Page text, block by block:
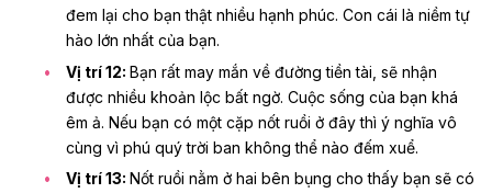
đem lại cho bạn thật nhiều hạnh phúc. Con cái là niềm tự
hào lớn nhất của bạn.
Vị trí 12: Bạn rất may mắn về đường tiền tài, sẽ nhận
được nhiều khoản lộc bất ngờ. Cuộc sống của bạn khá
êm ả. Nếu bạn có một cặp nốt ruồi ở đây thì ý nghĩa vô
cùng vì phú quý trời ban không thể nào đếm xuể.
Vị trí 13: Nốt ruồi nằm ở hai bên bụng cho thấy bạn sẽ có